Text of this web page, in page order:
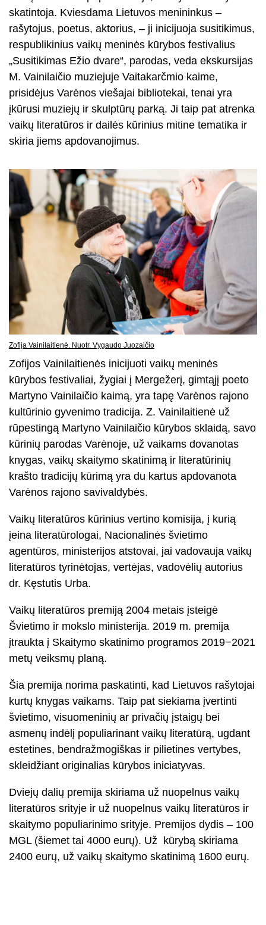
skatintoja. Kviesdama Lietuvos menininkus –
rašytojus, poetus, aktorius, – ji inicijuoja susitikimus,
respublikinius vaikų meninės kūrybos festivalius
„Susitikimas Ežio dvare“, parodas, veda ekskursijas
M. Vainilaičio muziejuje Vaitakarčmio kaime,
prisidėjus Varėnos viešajai bibliotekai, tenai yra
įkūrusi muziejų ir skulptūrų parką. Ji taip pat atrenka
vaikų literatūros ir dailės kūrinius mitine tematika ir
skiria jiems apdovanojimus.
Zofija Vainilaitienė. Nuotr. Vygaudo Juozaičio
Zofijos Vainilaitienės inicijuoti vaikų meninės
kūrybos festivaliai, žygiai į Mergežerį, gimtąjį poeto
Martyno Vainilaičio kaimą, yra tapę Varėnos rajono
kultūrinio gyvenimo tradicija. Z. Vainilaitienė už
rūpestingą Martyno Vainilaičio kūrybos sklaidą, savo
kūrinių parodas Varėnoje, už vaikams dovanotas
knygas, vaikų skaitymo skatinimą ir literatūrinių
krašto tradicijų kūrimą yra du kartus apdovanota
Varėnos rajono savivaldybės.
Vaikų literatūros kūrinius vertino komisija, į kurią
įeina literatūrologai, Nacionalinės švietimo
agentūros, ministerijos atstovai, jai vadovauja vaikų
literatūros tyrinėtojas, vertėjas, vadovėlių autorius
dr. Kęstutis Urba.
Vaikų literatūros premiją 2004 metais įsteigė
Švietimo ir mokslo ministerija. 2019 m. premija
įtraukta į Skaitymo skatinimo programos 2019−2021
metų veiksmų planą.
Šia premija norima paskatinti, kad Lietuvos rašytojai
kurtų knygas vaikams. Taip pat siekiama įvertinti
švietimo, visuomeninių ar privačių įstaigų bei
asmenų indėlį populiarinant vaikų literatūrą, ugdant
estetines, bendražmogiškas ir pilietines vertybes,
skleidžiant originalias kūrybos iniciatyvas.
Dviejų dalių premija skiriama už nuopelnus vaikų
literatūros srityje ir už nuopelnus vaikų literatūros ir
skaitymo populiarinimo srityje. Premijos dydis – 100
MGL (šiemet tai 4000 eurų). Už kūrybą skiriama
2400 eurų, už vaikų skaitymo skatinimą 1600 eurų.